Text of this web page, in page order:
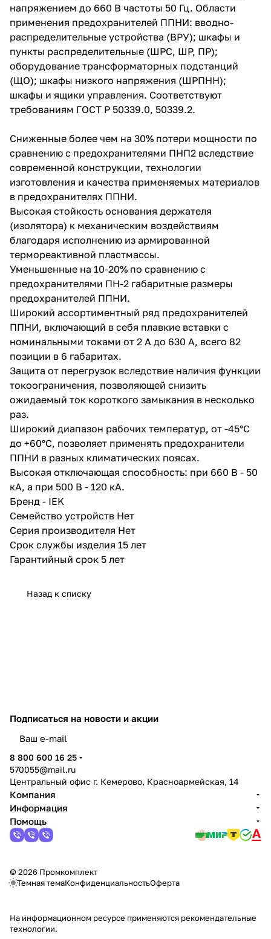
напряжением до 660 В частоты 50 Гц. Области
применения предохранителей ППНИ: вводно-
распределительные устройства (ВРУ); шкафы и
пункты распределительные (ШРС, ШР, ПР);
оборудование трансформаторных подстанций
(ЩО); шкафы низкого напряжения (ШРПНН);
шкафы и ящики управления. Соответствуют
требованиям ГОСТ Р 50339.0, 50339.2.
Сниженные более чем на 30% потери мощности по
сравнению с предохранителями ПНП2 вследствие
современной конструкции, технологии
изготовления и качества применяемых материалов
в предохранителях ППНИ.
Высокая стойкость основания держателя
(изолятора) к механическим воздействиям
благодаря исполнению из армированной
термореактивной пластмассы.
Уменьшенные на 10-20% по сравнению с
предохранителями ПН-2 габаритные размеры
предохранителей ППНИ.
Широкий ассортиментный ряд предохранителей
ППНИ, включающий в себя плавкие вставки с
номинальными токами от 2 А до 630 А, всего 82
позиции в 6 габаритах.
Защита от перегрузок вследствие наличия функции
токоограничения, позволяющей снизить
ожидаемый ток короткого замыкания в несколько
раз.
Широкий диапазон рабочих температур, от -45°С
до +60°С, позволяет применять предохранители
ППНИ в разных климатических поясах.
Высокая отключающая способность: при 660 В - 50
кА, а при 500 В - 120 кА.
Бренд - IEK
Семейство устройств Нет
Серия производителя Нет
Срок службы изделия 15 лет
Гарантийный срок 5 лет
Назад к списку
Подписаться на новости и акции
8 800 600 16 25
570055@mail.ru
Центральный офис г. Кемерово, Красноармейская, 14
Компания
Информация
Помощь
© 2026 Промкомплект
Темная темаКонфиденциальностьОферта
На информационном ресурсе применяются рекомендательные
технологии.